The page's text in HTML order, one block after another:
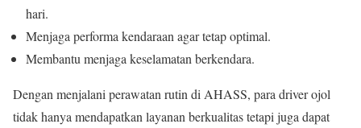
hari.
Menjaga performa kendaraan agar tetap optimal.
Membantu menjaga keselamatan berkendara.
Dengan menjalani perawatan rutin di AHASS, para driver ojol
tidak hanya mendapatkan layanan berkualitas tetapi juga dapat